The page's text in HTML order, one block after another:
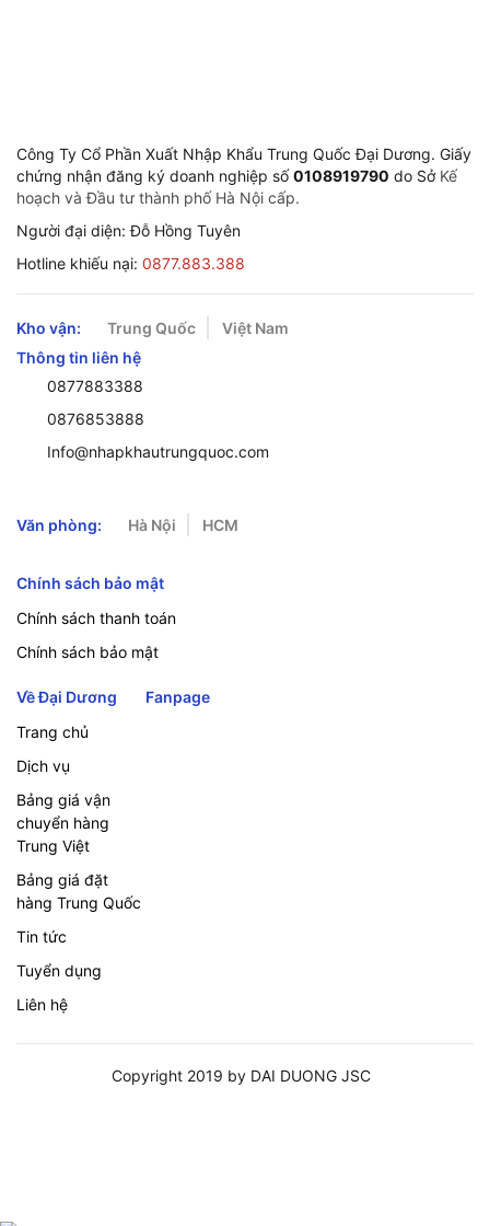
Công Ty Cổ Phần Xuất Nhập Khẩu Trung Quốc Đại Dương. Giấy
chứng nhận đăng ký doanh nghiệp số0108919790 do Sở Kế
hoạch và Đầu tư thành phố Hà Nội cấp.
Người đại diện: Đỗ Hồng Tuyên
Hotline khiếu nại: 0877.883.388
Kho vận: Trung Quốc
Việt Nam
Thông tin liên hệ
0877883388
0876853888
Info@nhapkhautrungquoc.com
Văn phòng: Hà Nội HCM
Chính sách bảo mật
Chính sách thanh toán
Chính sách bảo mật
Về Đại Dương
Trang chủ
Dịch vụ
Bảng giá vận
chuyển hàng
Trung Việt
Bảng giá đặt
hàng Trung Quốc
Tin tức
Tuyển dụng
Liên hệ
Fanpage
Copyright 2019 by DAI DUONG JSC